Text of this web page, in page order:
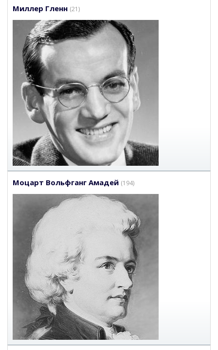
Миллер Гленн (21)
Моцарт Вольфганг Амадей (194)